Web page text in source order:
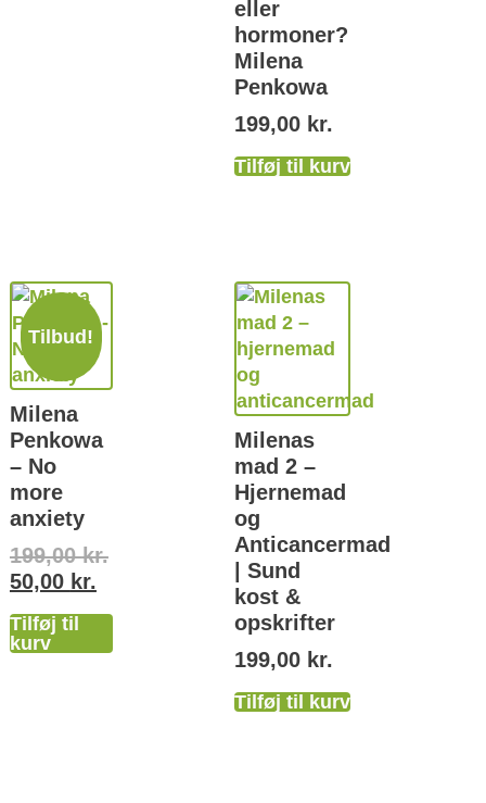
eller
hormoner?
Milena
Penkowa
199,00 kr.
Tilføj til kurv
Tilbud!
Milena
Penkowa
– No
more
anxiety
199,00kr.
50,00 kr.
Tilføj til
kurv
Milenas
mad 2 –
Hjernemad
og
Anticancermad
| Sund
kost &
opskrifter
199,00 kr.
Tilføj til kurv